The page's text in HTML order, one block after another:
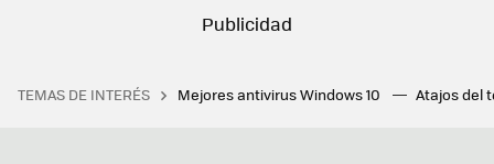
TEMAS DE INTERÉS Mejores antivirus Windows 10 Atajos del